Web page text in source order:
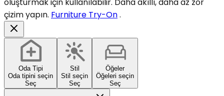
çizim yapın. Furniture Try-On.
Oda Tipi
Oda tipini seçin
Seç
Stil
Stil seçin
Seç
Öğeler
Öğeleri seçin
Seç